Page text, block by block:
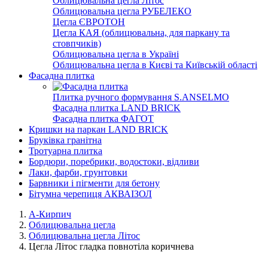
Облицювальна цегла РУБЕЛЕКО
Цегла ЄВРОТОН
Цегла КАЯ (облицювальна, для паркану та
стовпчиків)
Облицювальна цегла в Україні
Облицювальна цегла в Києві та Київській області
Фасадна плитка
Плитка ручного формування S.ANSELMO
Фасадна плитка LAND BRICK
Фасадна плитка ФАГОТ
Кришки на паркан LAND BRICK
Бруківка гранітна
Тротуарна плитка
Бордюри, поребрики, водостоки, відливи
Лаки, фарби, грунтовки
Барвники і пігменти для бетону
Бітумна черепиця АКВАІЗОЛ
А-Кирпич
Облицювальна цегла
Облицювальна цегла Літос
Цегла Літос гладка повнотіла коричнева